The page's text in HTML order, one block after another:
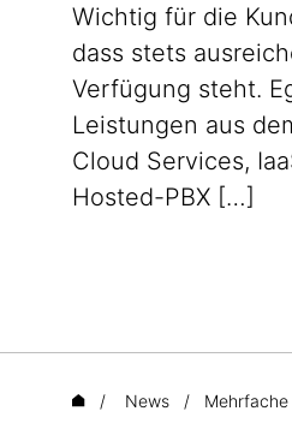
Wichtig für die
dass stets
Verfügung steht.
Leistungen aus
Cloud Services,
Hosted-PBX […]
/ News /